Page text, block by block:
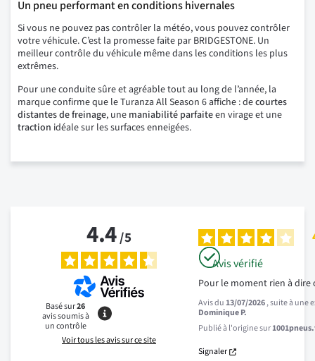
Un pneu performant en conditions hivernales
Si vous ne pouvez pas contrôler la météo, vous pouvez contrôler
votre véhicule. C’est la promesse faite par BRIDGESTONE. Un
meilleur contrôle du véhicule même dans les conditions les plus
extrêmes.
Pour une conduite sûre et agréable tout au long de l’année, la
marque confirme que le Turanza All Season 6 affiche : decourtes
distantes de freinage, une maniabilité parfaiteen virage et une
traction idéale sur les surfaces enneigées.
4.4/5
Basé sur26
avis soumis à
un contrôle
Voir tous les avis sur ce site
Avis vérifié
Pour le moment rien à dire
Avis du13/07/2026, suite à une
Dominique P.
Publié à l'origine sur
Signaler